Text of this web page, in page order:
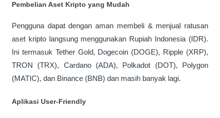
Pembelian Aset Kripto yang Mudah
Pengguna dapat dengan aman membeli & menjual ratusan
aset kripto langsung menggunakan Rupiah Indonesia (IDR).
Ini termasuk Tether Gold, Dogecoin (DOGE), Ripple (XRP),
TRON (TRX), Cardano (ADA), Polkadot (DOT), Polygon
(MATIC), dan Binance (BNB) dan masih banyak lagi.
Aplikasi User-Friendly